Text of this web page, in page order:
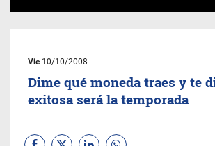
Vie10/10/2008
Dime qué moneda traes y te
exitosa será la temporada